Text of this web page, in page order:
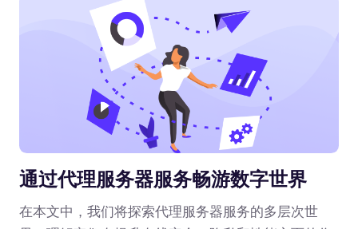
通过代理服务器服务畅游数字世界
在本文中，我们将探索代理服务器服务的多层次世